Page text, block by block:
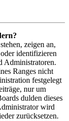
zeigen an,
identifizieren
Administratoren.
Ranges nicht
festgelegt
nur um
dulden dieses
wird
zurücksetzen.